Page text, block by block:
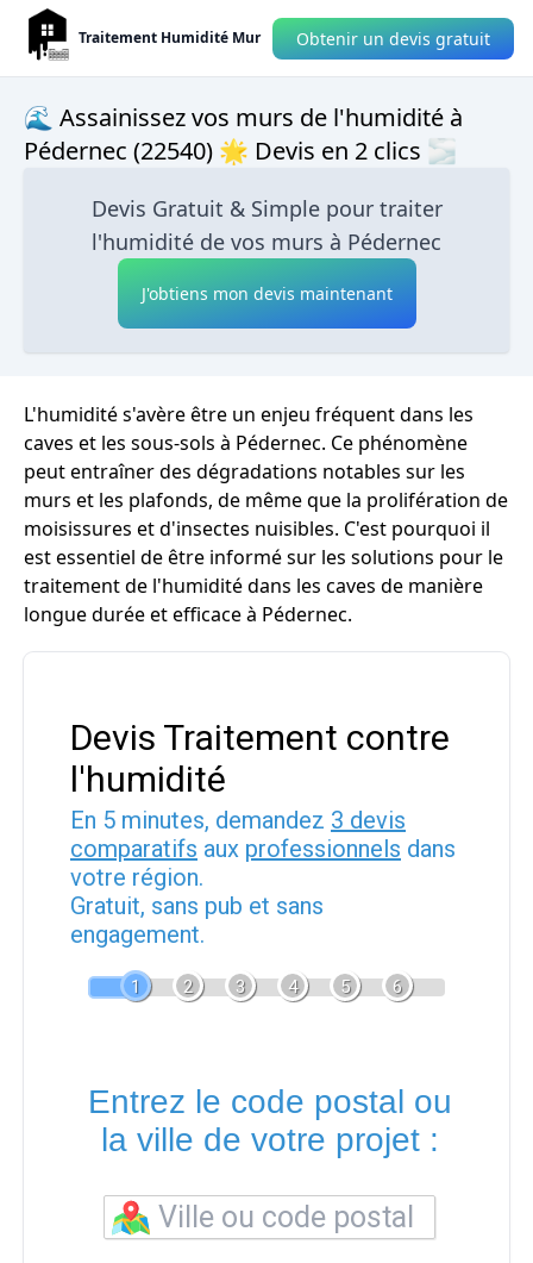
Traitement Humidité Mur Obtenir un devis gratuit
🌊 Assainissez vos murs de l'humidité à
Pédernec (22540) 🌟 Devis en 2 clics 🌫
Devis Gratuit & Simple pour traiter
l'humidité de vos murs à Pédernec
J'obtiens mon devis maintenant
L'humidité s'avère être un enjeu fréquent dans les
caves et les sous-sols à Pédernec. Ce phénomène
peut entraîner des dégradations notables sur les
murs et les plafonds, de même que la prolifération de
moisissures et d'insectes nuisibles. C'est pourquoi il
est essentiel de être informé sur les solutions pour le
traitement de l'humidité dans les caves de manière
longue durée et efficace à Pédernec.
Devis Traitement contre
l'humidité
En 5 minutes, demandez 3 devis
comparatifs aux professionnels dans
votre région.
Gratuit, sans pub et sans
engagement.
1 2 3 4 5 6
Entrez le code postal ou
la ville de votre projet :